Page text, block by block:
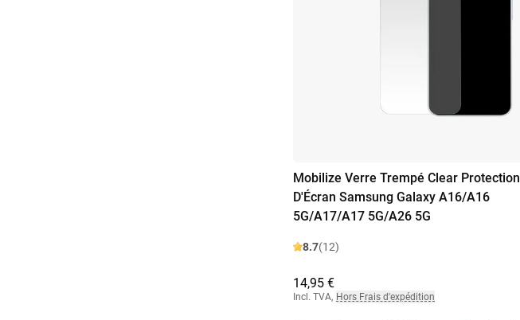
Mobilize Verre Trempé Clear Protection
D'Écran Samsung Galaxy A16/A16
5G/A17/A17 5G/A26 5G
8.7(12)
14,95 €
Incl. TVA, Hors Frais d'expédition